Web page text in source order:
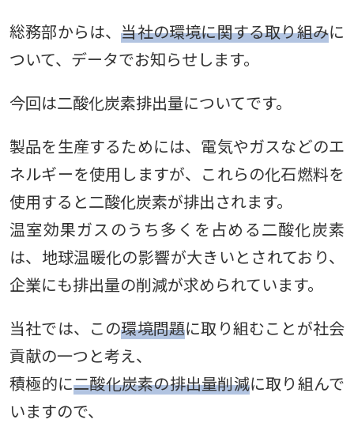
総務部からは、当社の環境に関する取り組みに
ついて、データでお知らせします。
今回は二酸化炭素排出量についてです。
製品を生産するためには、電気やガスなどのエ
ネルギーを使用しますが、これらの化石燃料を
使用すると二酸化炭素が排出されます。
温室効果ガスのうち多くを占める二酸化炭素
は、地球温暖化の影響が大きいとされており、
企業にも排出量の削減が求められています。
当社では、この環境問題に取り組むことが社会
貢献の一つと考え、
積極的に二酸化炭素の排出量削減に取り組んで
いますので、